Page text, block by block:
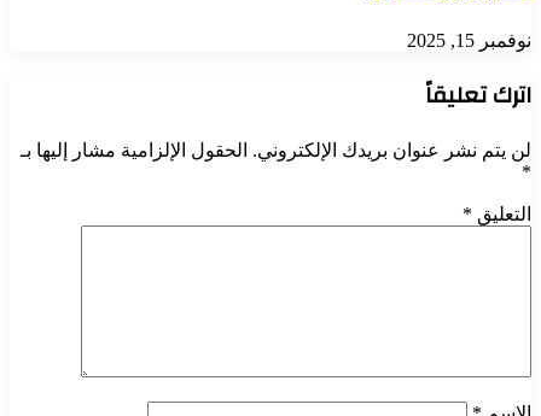
نوفمبر 15, 2025
اترك تعليقاً
لن يتم نشر عنوان بريدك الإلكتروني. الحقول الإلزامية مشار إليها بـ
*
التعليق *